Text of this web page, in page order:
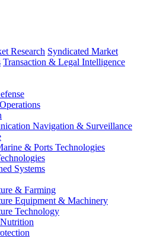
Research Syndicated Market
Transaction & Legal Intelligence
Navigation & Surveillance
& Ports Technologies
Systems
& Farming
Equipment & Machinery
Technology